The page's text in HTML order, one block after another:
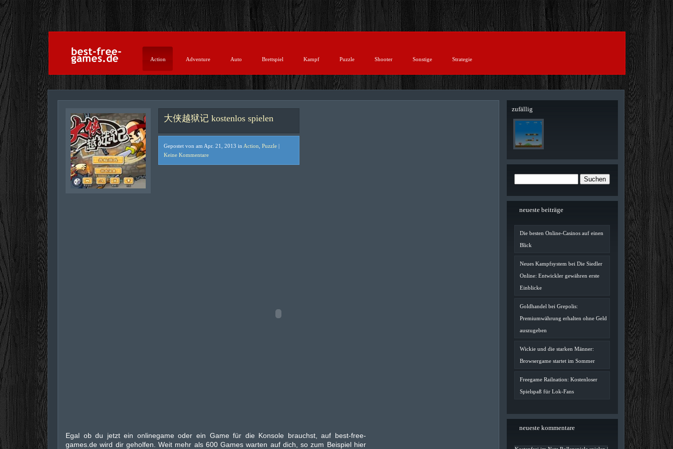
Action Adventure Auto Brettspiel Kampf Puzzle Shooter Sonstige Strategie
大侠越狱记 kostenlos spielen
Gepostet von am Apr. 21, 2013 in Action Puzzle |
Keine Kommentare
Egal ob du jetzt ein onlinegame oder ein Game für die Konsole brauchst, auf best-free-
games.de wird dir geholfen. Weit mehr als 600 Games warten auf dich, so zum Beispiel hier
zufällig
neueste beiträge
Die besten Online-Casinos auf einen
Blick
Neues Kampfsystem bei Die Siedler
Online: Entwickler gewähren erste
Einblicke
Goldhandel bei Grepolis:
Premiumwährung erhalten ohne Geld
auszugeben
Wickie und die starken Männer:
Browsergame startet im Sommer
Freegame Railnation: Kostenloser
Spielspaß für Lok-Fans
neueste kommentare